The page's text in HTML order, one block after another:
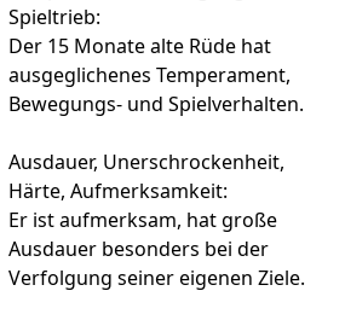
Spieltrieb:
Der 15 Monate alte Rüde hat
ausgeglichenes Temperament,
Bewegungs- und Spielverhalten.
Ausdauer, Unerschrockenheit,
Härte, Aufmerksamkeit:
Er ist aufmerksam, hat große
Ausdauer besonders bei der
Verfolgung seiner eigenen Ziele.